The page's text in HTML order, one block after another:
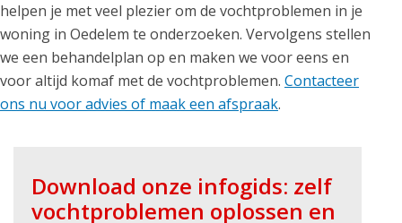
helpen je met veel plezier om de vochtproblemen in je
woning in Oedelem te onderzoeken. Vervolgens stellen
we een behandelplan op en maken we voor eens en
voor altijd komaf met de vochtproblemen. Contacteer
ons nu voor advies of maak een afspraak.
Download onze infogids: zelf
vochtproblemen oplossen en